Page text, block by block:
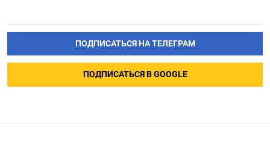
ПОДПИСАТЬСЯ НА ТЕЛЕГРАМ
ПОДПИСАТЬСЯ В GOOGLE